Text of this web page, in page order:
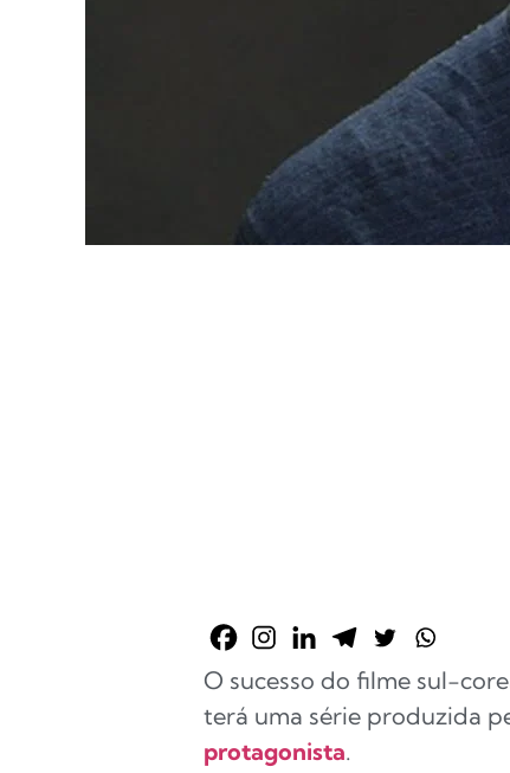
O sucesso do filme sul-
terá uma série produzida
protagonista.